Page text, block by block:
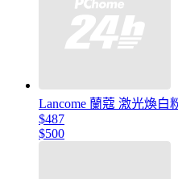
Lancome 蘭蔻 激光煥白
$487
$500